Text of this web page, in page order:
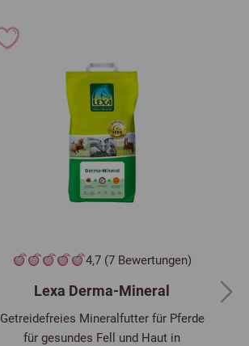
4,7 (7 Bewertungen)
Lexa Derma-Mineral
Getreidefreies Mineralfutter für Pferde
für gesundes Fell und Haut in
Next